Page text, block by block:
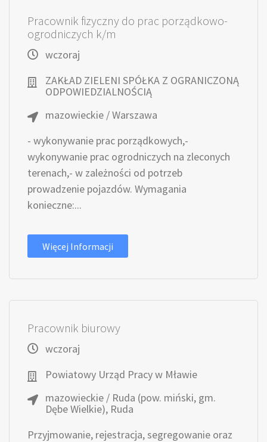
Pracownik fizyczny do prac porządkowo-
ogrodniczych k/m
wczoraj
ZAKŁAD ZIELENI SPÓŁKA Z OGRANICZONĄ
ODPOWIEDZIALNOŚCIĄ
mazowieckie / Warszawa
- wykonywanie prac porządkowych,-
wykonywanie prac ogrodniczych na zleconych
terenach,- w zależności od potrzeb
prowadzenie pojazdów. Wymagania
konieczne:...
Więcej Informacji
Pracownik biurowy
wczoraj
Powiatowy Urząd Pracy w Mławie
mazowieckie / Ruda (pow. miński, gm.
Dębe Wielkie), Ruda
Przyjmowanie, rejestracja, segregowanie oraz